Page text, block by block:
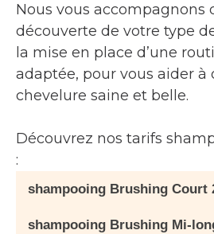
Nous vous accompagnons
découverte de votre type
la mise en place d’une
adaptée, pour vous aider à
chevelure saine et belle.
Découvrez nos tarifs
:
shampooing Brushing Court
shampooing Brushing Mi-